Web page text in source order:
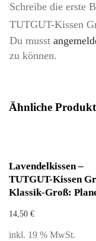
Schreibe die erste
TUTGUT-Kissen
Du musst
zu können.
Ähnliche
Lavendelkissen –
TUTGUT-Kissen
Klassik-Groß:
14,50 €
inkl. 19 % MwSt.